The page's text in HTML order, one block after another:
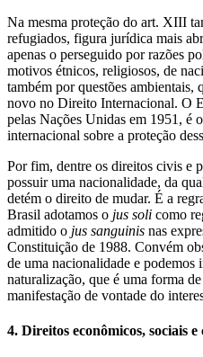
Na mesma proteção do art. XIII
refugiados, figura jurídica mais
apenas o perseguido por razões
motivos étnicos, religiosos, de
também por questões ambientais,
novo no Direito Internacional. O
pelas Nações Unidas em 1951, é
internacional sobre a proteção
Por fim, dentre os direitos civis e
possuir uma nacionalidade, da
detém o direito de mudar. É a
Brasil adotamos o jus soli como
admitido o jus sanguinis nas
Constituição de 1988. Convém
de uma nacionalidade e
naturalização, que é uma forma
manifestação de vontade do
4. Direitos econômicos,